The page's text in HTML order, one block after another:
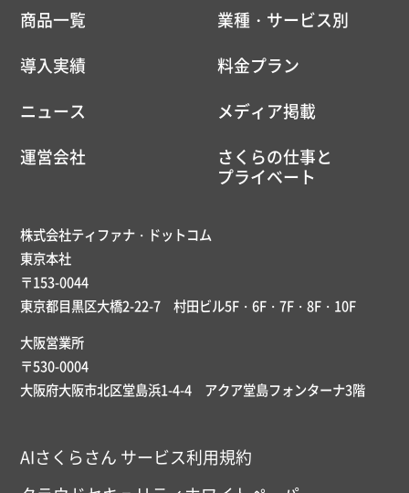
商品一覧
業種・サービス別
導入実績
料金プラン
ニュース
メディア掲載
運営会社
さくらの仕事と
プライベート
株式会社ティファナ・ドットコム
東京本社
〒153-0044
東京都目黒区大橋2-22-7 村田ビル5F・6F・7F・8F・10F
大阪営業所
〒530-0004
大阪府大阪市北区堂島浜1-4-4 アクア堂島フォンターナ3階
AIさくらさん サービス利用規約